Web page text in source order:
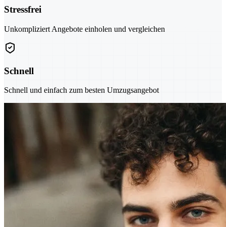
Stressfrei
Unkompliziert Angebote einholen und vergleichen
Schnell
Schnell und einfach zum besten Umzugsangebot